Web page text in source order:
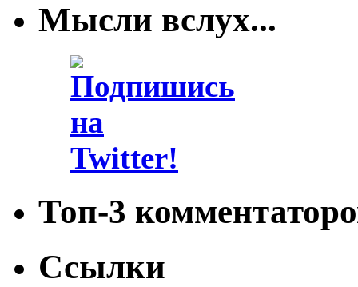
Мысли вслух...
Топ-3
Ссылки